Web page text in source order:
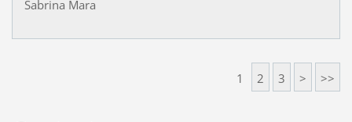
Sabrina Mara
1 2 3 > >>